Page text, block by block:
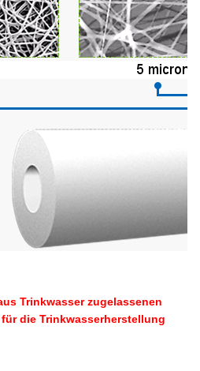
Trinkwasser zugelassenen
die Trinkwasserherstellung